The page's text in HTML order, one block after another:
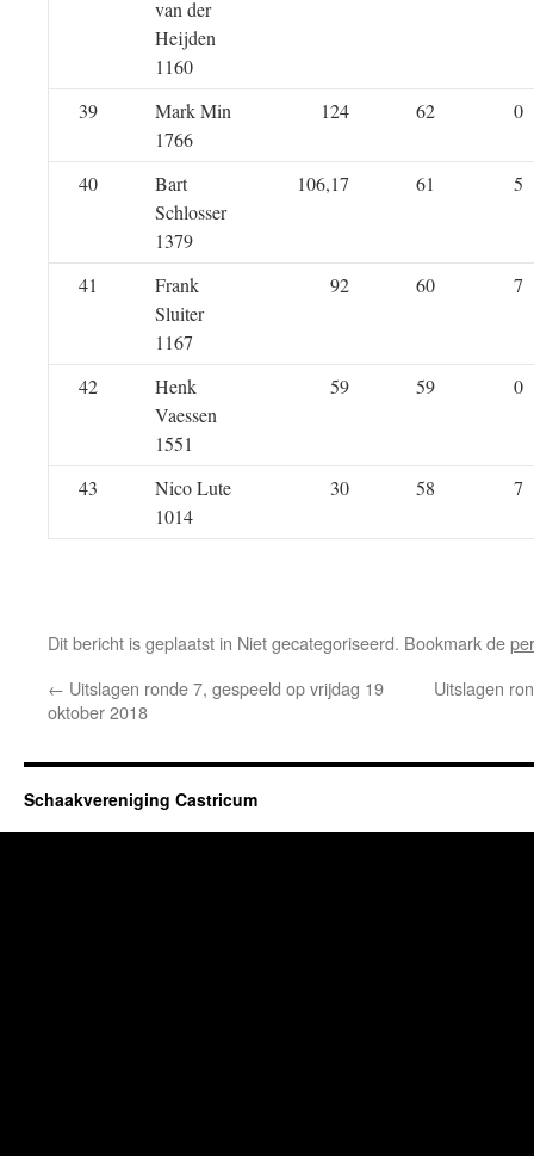
van der
Heijden
1160
39
Mark Min
1766
124 62 0
40
Bart
Schlosser
1379
106,17 61 5
41
Frank
Sluiter
1167
92 60 7
42
Henk
Vaessen
1551
59 59 0
43
Nico Lute
1014
30 58 7
Dit bericht is geplaatst in Niet gecategoriseerd. Bookmark de
← Uitslagen ronde 7, gespeeld op vrijdag 19
oktober 2018
Uitslagen
Schaakvereniging Castricum